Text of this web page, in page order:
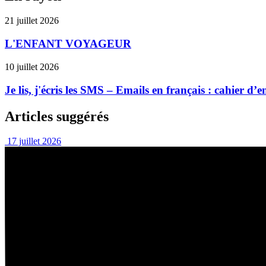
21 juillet 2026
L'ENFANT VOYAGEUR
10 juillet 2026
Je lis, j'écris les SMS – Emails en français : cahier
Articles suggérés
17 juillet 2026